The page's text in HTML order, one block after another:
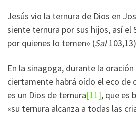
Jesús vio la ternura de Dios en
siente ternura por sus hijos, así el
por quienes lo temen» (Sal
En la sinagoga, durante la
ciertamente habrá oído el eco de
es un Dios de ternura[11], que es
«su ternura alcanza a todas las